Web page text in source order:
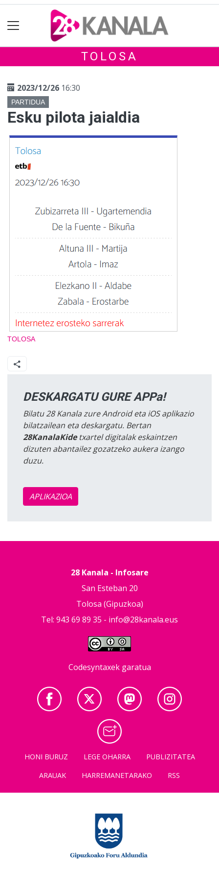
TOLOSA
2023/12/26 16:30
PARTIDUA
Esku pilota jaialdia
TOLOSA
DESKARGATU GURE APPa!
Bilatu 28 Kanala zure Android eta iOS aplikazio
bilatzailean eta deskargatu. Bertan
28KanalaKidetxartel digitalak eskaintzen
dizuten abantailez gozatzeko aukera izango
duzu.
APLIKAZIOA
28 Kanala - Infosare
San Esteban 20
Tolosa (Gipuzkoa)
Tel: 943 69 89 35 - info@28kanala.eus
Codesyntaxek garatua
HONI BURUZ LEGE OHARRA
PUBLIZITATEA
ARAUAK
HARREMANETARAKO RSS